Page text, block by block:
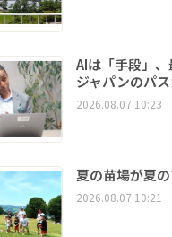
AIは「手段」
ジャパンのパ
2026.08.07 10:23
夏の苗場が夏
2026.08.07 10:21